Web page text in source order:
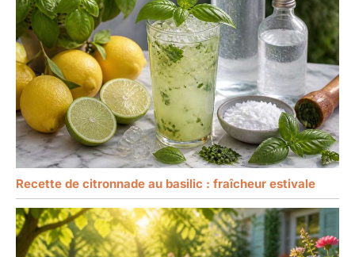
Recette de citronnade au basilic : fraîcheur estivale